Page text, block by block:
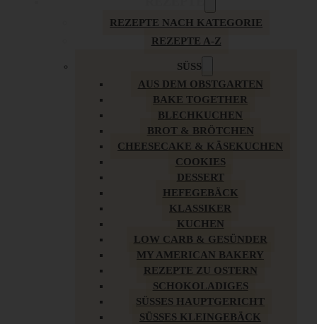
REZEPTE NACH KATEGORIE
REZEPTE A-Z
SÜSS
AUS DEM OBSTGARTEN
BAKE TOGETHER
BLECHKUCHEN
BROT & BRÖTCHEN
CHEESECAKE & KÄSEKUCHEN
COOKIES
DESSERT
HEFEGEBÄCK
KLASSIKER
KUCHEN
LOW CARB & GESÜNDER
MY AMERICAN BAKERY
REZEPTE ZU OSTERN
SCHOKOLADIGES
SÜSSES HAUPTGERICHT
SÜSSES KLEINGEBÄCK